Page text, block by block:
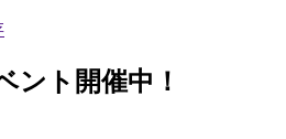
ント開催中！